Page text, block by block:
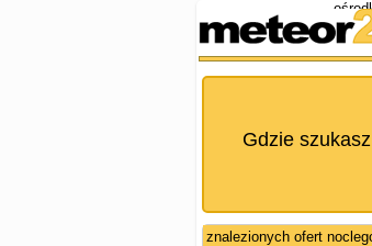
Gdzie
znalezionych ofert